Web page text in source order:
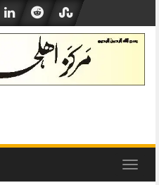
content
Toggle